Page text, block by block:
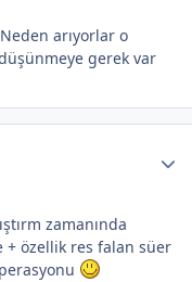
arıyorlar o
gerek var
zamanında
+ özellik res falan süer